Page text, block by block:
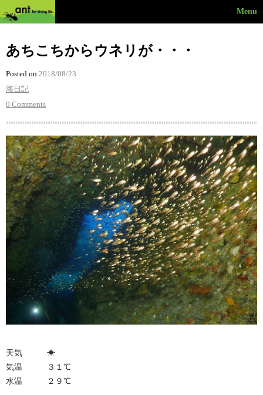
Menu
あちこちからウネリが・・・
Posted on 2018/08/23
海日記
0 Comments
天気 ☀︎
気温 ３１℃
水温 ２９℃